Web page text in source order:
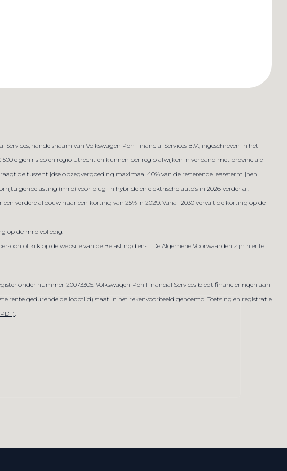
handelsnaam van Volkswagen Pon Financial Services B.V., ingeschreven in het
eigen risico en regio Utrecht en kunnen per regio afwijken in verband met provinciale
de tussentijdse opzegvergoeding maximaal 40% van de resterende leasetermijnen.
(mrb) voor plug-in hybride en elektrische auto’s in 2026 verder af.
verdere afbouw naar een korting van 25% in 2029. Vanaf 2030 vervalt de korting op de
op de mrb volledig.
of kijk op de website van de Belastingdienst. De Algemene Voorwaarden zijn hier te
onder nummer 20073305. Volkswagen Pon Financial Services biedt financieringen aan
rente gedurende de looptijd) staat in het rekenvoorbeeld genoemd. Toetsing en registratie
.